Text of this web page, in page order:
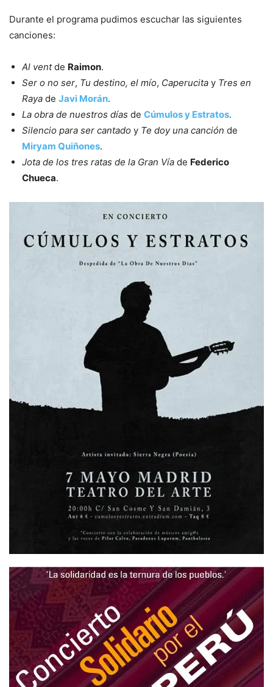
Durante el programa pudimos escuchar las siguientes
canciones:
Al ventde Raimon.
Ser o no ser, Tu destino, el mío, Caperucita y Tres en
Raya de Javi Morán.
La obra de nuestros días de Cúmulos y Estratos.
Silencio para ser cantado y Te doy una canción de
Miryam Quiñones.
Jota de los tres ratas de la Gran Vía de Federico
Chueca.